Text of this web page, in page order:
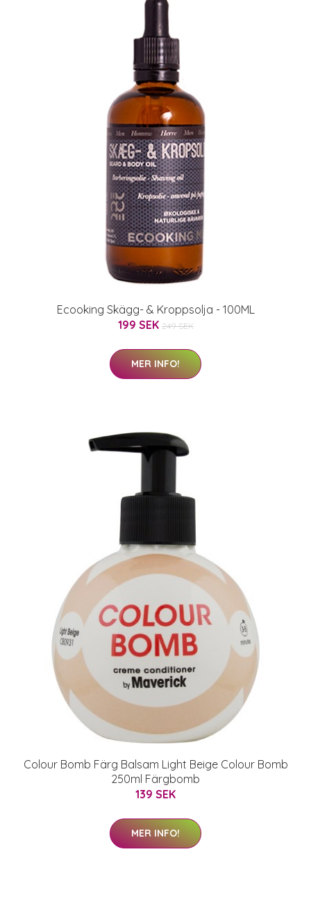
Ecooking Skägg- & Kroppsolja - 100ML
199 SEK 249 SEK
MER INFO!
Colour Bomb Färg Balsam Light Beige Colour Bomb
250ml Färgbomb
139 SEK
MER INFO!